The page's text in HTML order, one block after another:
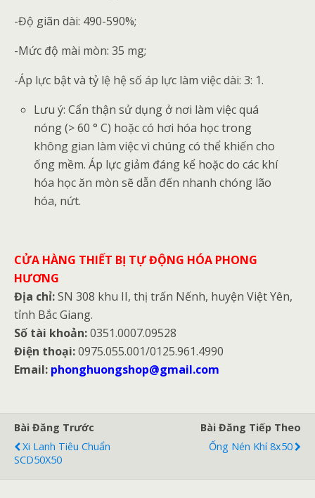
-Độ giãn dài: 490-590%;
-Mức độ mài mòn: 35 mg;
-Áp lực bật và tỷ lệ hệ số áp lực làm việc dài: 3: 1.
Lưu ý: Cẩn thận sử dụng ở nơi làm việc quá
nóng (> 60 ° C) hoặc có hơi hóa học trong
không gian làm việc vì chúng có thể khiến cho
ống mềm. Áp lực giảm đáng kể hoặc do các khí
hóa học ăn mòn sẽ dẫn đến nhanh chóng lão
hóa, nứt.
CỬA HÀNG THIẾT BỊ TỰ ĐỘNG HÓA PHONG
HƯƠNG
Địa chỉ:SN 308 khu II, thị trấn Nếnh, huyện Việt Yên,
tỉnh Bắc Giang.
Số tài khoản:0351.0007.09528
Điện thoại:0975.055.001/0125.961.4990
Email: phonghuongshop@gmail.com
Bài Đăng Trước
Xi Lanh Tiêu Chuẩn
SCD50X50
Bài Đăng Tiếp Theo
Ống Nén Khí 8x50